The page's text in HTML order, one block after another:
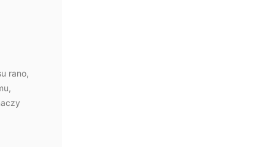
rano,